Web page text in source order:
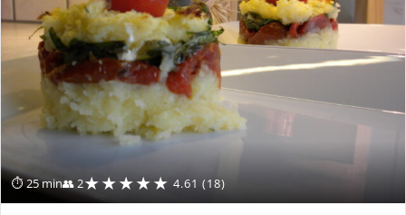
⏱ 25 min👥 2★★★★★ 4.61 (18)